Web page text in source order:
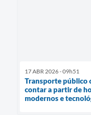
17 ABR 2026 - 09h51
Transporte público
contar a partir de
modernos e